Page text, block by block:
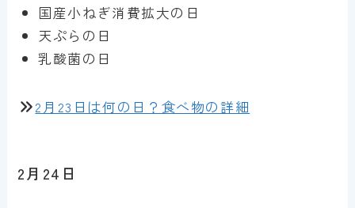
国産小ねぎ消費拡大の日
天ぷらの日
乳酸菌の日
2月23日は何の日？食べ物の詳細
2月24日